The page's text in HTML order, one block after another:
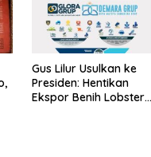
Gus Lilur Usulkan ke
Presiden: Hentikan
Ekspor Benih Lobster,